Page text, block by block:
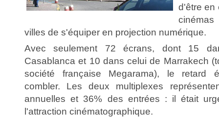
d'être en
villes de s'équiper en projection numérique.
Avec seulement 72 écrans, dont 15
Casablanca et 10 dans celui de Marrakech
société française Megarama), le retard
combler. Les deux multiplexes
annuelles et 36% des entrées : il était
l'attraction cinématographique.